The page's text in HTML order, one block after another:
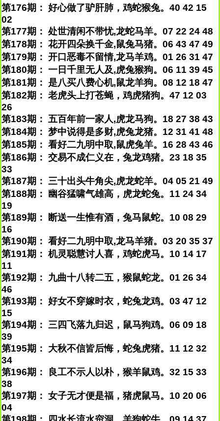
第176期： 好心做了驴肝肺，鸡蛇猴兔。40 42 15
02
第177期： 处世清闲不带忧,龙蛇马羊。07 22 24 48
第178期： 花开四朵换千金,鼠兔马猪。06 43 47 49
第179期： 开口恶毒不留情,龙马羊鸡。01 26 31 47
第180期： 一日千里无人及,虎兔猴狗。06 11 39 45
第181期： 是八买八费心机,鼠龙羊狗。08 12 18 47
第182期： 老虎头上打苍蝇，鸡虎猪狗。47 12 03
26
第183期： 五百年前一家人,虎龙马狗。18 27 38 43
第184期： 梦中说得是多财,虎兔龙猪。12 31 41 48
第185期： 看好二九明中取,鼠虎兔羊。16 28 43 46
第186期： 交易不成仁义在，兔龙鸡猪。23 18 35
33
第187期： 三十出头牛角尖,虎龙蛇羊。04 05 21 49
第188期： 幽谷猛啸气雄高，虎龙蛇兔。11 24 34
19
第189期： 断送一生惟有酒，兔马鼠蛇。10 08 29
16
第190期： 看好二九明中取,龙马羊猪。03 20 35 37
第191期： 机灵聪慧讨人喜，鸡蛇虎马。10 14 17
11
第192期： 九曲十八转二五，猴鼠蛇龙。01 26 34
46
第193期： 好女不穿嫁时衣，蛇兔龙鸡。03 47 12
15
第194期： 三四飞落九归迟，鼠马狗鸡。06 09 18
39
第195期： 大秋不信皆后悔，蛇兔虎猪。11 12 32
34
第196期： 良工不示人以朴，猴羊鼠鸡。32 15 33
38
第197期： 女子无才便是福，猪虎鼠马。10 20 06
04